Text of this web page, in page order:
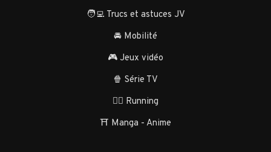
🧑‍💻 Trucs et astuces JV
🚘 Mobilité
🎮 Jeux vidéo
🍿 Série TV
🏃‍♂️ Running
⛩️ Manga - Anime